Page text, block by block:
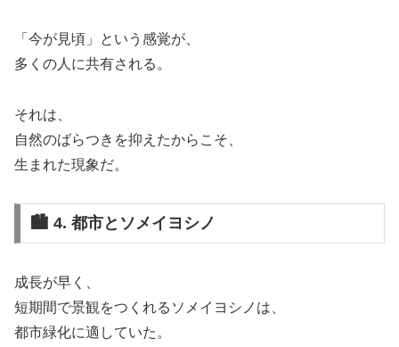
「今が見頃」という感覚が、
多くの人に共有される。
それは、
自然のばらつきを抑えたからこそ、
生まれた現象だ。
🏙️ 4. 都市とソメイヨシノ
成長が早く、
短期間で景観をつくれるソメイヨシノは、
都市緑化に適していた。